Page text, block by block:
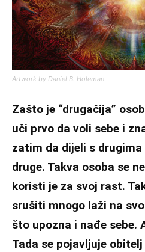
Artwork by Daniel B. Holeman
Zašto je “drugačija”
uči prvo da voli sebe i
zatim da dijeli s drugima
druge. Takva osoba se
koristi je za svoj rast.
srušiti mnogo laži na
što upozna i nađe sebe.
Tada se pojavljuje obitelj